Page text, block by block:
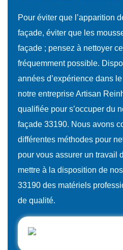
Pour éviter que l’apparition
façade, éviter que les
façade ; pensez à nettoyer
fréquemment possible.
années d’expérience dans
notre entreprise Artisan
qualifiée pour s’occuper du
façade 33190. Nous avons
différentes méthodes pour
pour vous assurer un travail
mettre à la disposition de
33190 des matériels
de qualité.